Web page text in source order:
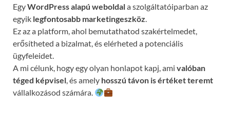
EgyWordPress alapú weboldala szolgáltatóiparban az
egyik legfontosabb marketingeszköz.
Ez az a platform, ahol bemutathatod szakértelmedet,
erősítheted a bizalmat, és elérheted a potenciális
ügyfeleidet.
A mi célunk, hogy egy olyan honlapot kapj, ami valóban
téged képvisel, és amely hosszú távon is értéket teremt
vállalkozásod számára.